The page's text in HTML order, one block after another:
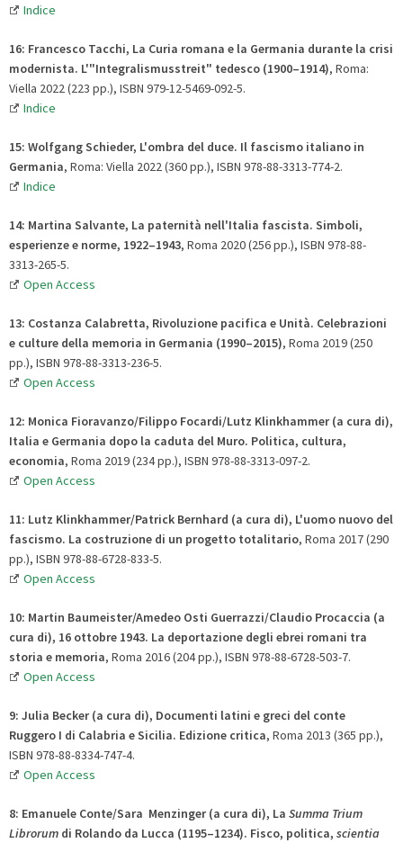
Indice
16: Francesco Tacchi, La Curia romana e la Germania durante la crisi
modernista. L'"Integralismusstreit" tedesco (1900–1914), Roma:
Viella 2022 (223 pp.), ISBN 979-12-5469-092-5.
Indice
15: Wolfgang Schieder, L'ombra del duce. Il fascismo italiano in
Germania, Roma: Viella 2022 (360 pp.), ISBN 978-88-3313-774-2.
Indice
14: Martina Salvante, La paternità nell'Italia fascista. Simboli,
esperienze e norme, 1922–1943, Roma 2020 (256 pp.), ISBN 978-88-
3313-265-5.
Open Access
13: Costanza Calabretta, Rivoluzione pacifica e Unità. Celebrazioni
e culture della memoria in Germania (1990–2015), Roma 2019 (250
pp.), ISBN 978-88-3313-236-5.
Open Access
12: Monica Fioravanzo/Filippo Focardi/Lutz Klinkhammer (a cura di),
Italia e Germania dopo la caduta del Muro. Politica, cultura,
economia, Roma 2019 (234 pp.), ISBN 978-88-3313-097-2.
Open Access
11: Lutz Klinkhammer/Patrick Bernhard (a cura di), L'uomo nuovo del
fascismo. La costruzione di un progetto totalitario, Roma 2017 (290
pp.), ISBN 978-88-6728-833-5.
Open Access
10: Martin Baumeister/Amedeo Osti Guerrazzi/Claudio Procaccia (a
cura di), 16 ottobre 1943. La deportazione degli ebrei romani tra
storia e memoria, Roma 2016 (204 pp.), ISBN 978-88-6728-503-7.
Open Access
9: Julia Becker (a cura di), Documenti latini e greci del conte
Ruggero I di Calabria e Sicilia. Edizione critica, Roma 2013 (365 pp.),
ISBN 978-88-8334-747-4.
Open Access
8: Emanuele Conte/Sara Menzinger (a cura di), La Summa Trium
Librorum di Rolando da Lucca (1195–1234). Fisco, politica, scientia